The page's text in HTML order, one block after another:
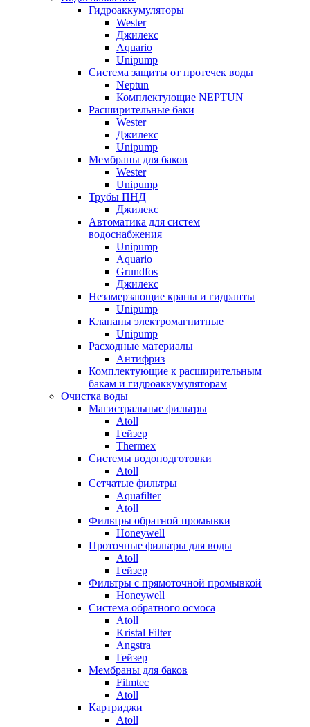
Гидроаккумуляторы
Wester
Джилекс
Aquario
Unipump
Система защиты от протечек воды
Neptun
Комплектующие NEPTUN
Расширительные баки
Wester
Джилекс
Unipump
Мембраны для баков
Wester
Unipump
Трубы ПНД
Джилекс
Автоматика для систем
водоснабжения
Unipump
Aquario
Grundfos
Джилекс
Незамерзающие краны и гидранты
Unipump
Клапаны электромагнитные
Unipump
Расходные материалы
Антифриз
Комплектующие к расширительным
бакам и гидроаккумуляторам
Очистка воды
Магистральные фильтры
Atoll
Гейзер
Thermex
Системы водоподготовки
Atoll
Сетчатые фильтры
Aquafilter
Atoll
Фильтры обратной промывки
Honeywell
Проточные фильтры для воды
Atoll
Гейзер
Фильтры с прямоточной промывкой
Honeywell
Система обратного осмоса
Atoll
Kristal Filter
Angstra
Гейзер
Мембраны для баков
Filmtec
Atoll
Картриджи
Atoll